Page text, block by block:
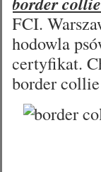
FCI.
hodowla
certyfikat.
border